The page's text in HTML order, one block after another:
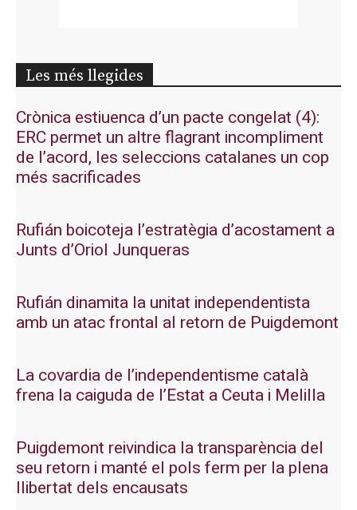
Les més llegides
Crònica estiuenca d’un pacte congelat (4):
ERC permet un altre flagrant incompliment
de l’acord, les seleccions catalanes un cop
més sacrificades
Rufián boicoteja l’estratègia d’acostament a
Junts d’Oriol Junqueras
Rufián dinamita la unitat independentista
amb un atac frontal al retorn de Puigdemont
La covardia de l’independentisme català
frena la caiguda de l’Estat a Ceuta i Melilla
Puigdemont reivindica la transparència del
seu retorn i manté el pols ferm per la plena
llibertat dels encausats